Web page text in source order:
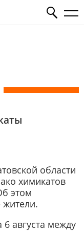
области
химикатов
этом
августа между